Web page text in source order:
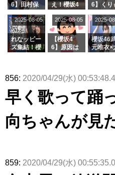
演決定
6】田村保
ージを脱い
でいた理由
え！櫻坂4
グル『Mak
e or Brea
k』オフィ
シャルグッ
ズ絶賛販売
6】くり
の2人を
玉に取る
沼晶保【
りぃむナ
タラ】
れなッピー
ズ集結！櫻
「ラヴィッ
スタジオ出
演決定
2025-08-05
【櫻坂4
6】原因は
ざわつかせ
2025-08-05
櫻坂46
元唯衣×
さんに恐
ナンタ
2025-
856: 2020/04/29(水)
早く歌って踊
向ちゃんが見
859: 2020/04/29(水)